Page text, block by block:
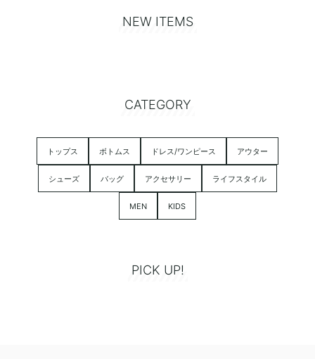
NEW ITEMS
CATEGORY
トップス ボトムス ドレス/ワンピース アウター
シューズ バッグ アクセサリー ライフスタイル
MEN KIDS
PICK UP!